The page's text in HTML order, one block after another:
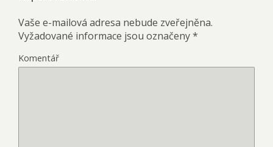
Vaše e-mailová adresa nebude zveřejněna.
Vyžadované informace jsou označeny*
Komentář